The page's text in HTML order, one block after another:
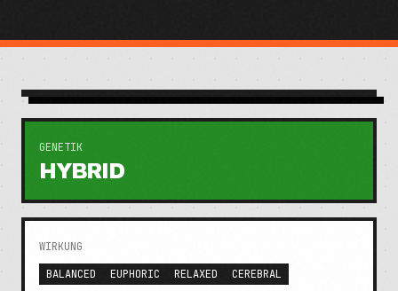
GENETIK
HYBRID
WIRKUNG
BALANCED
EUPHORIC RELAXED CEREBRAL